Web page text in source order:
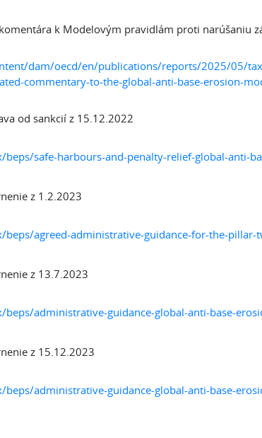
k Modelovým pravidlám proti narúšaniu
dam/oecd/en/publications/reports/2025/05/
commentary-to-the-global-anti-base-erosion-
od sankcií z 15.12.2022
safe-harbours-and-penalty-relief-global-anti-
z 1.2.2023
agreed-administrative-guidance-for-the-pillar-
z 13.7.2023
administrative-guidance-global-anti-base-
z 15.12.2023
administrative-guidance-global-anti-base-